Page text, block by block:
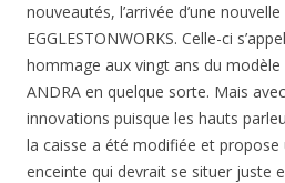
nouveautés, l’arrivée d’une
EGGLESTONWORKS. Celle-ci
hommage aux vingt ans du modèle
ANDRA en quelque sorte. Mais
innovations puisque les hauts
la caisse a été modifiée et propose
enceinte qui devrait se situer juste